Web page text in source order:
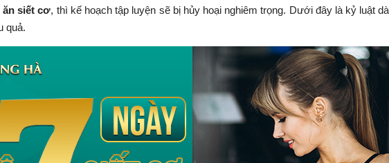
ăn siết cơ, thì kế hoạch tập luyện sẽ bị hủy hoại nghiêm trọng. Dưới đây là kỷ luật
quả.